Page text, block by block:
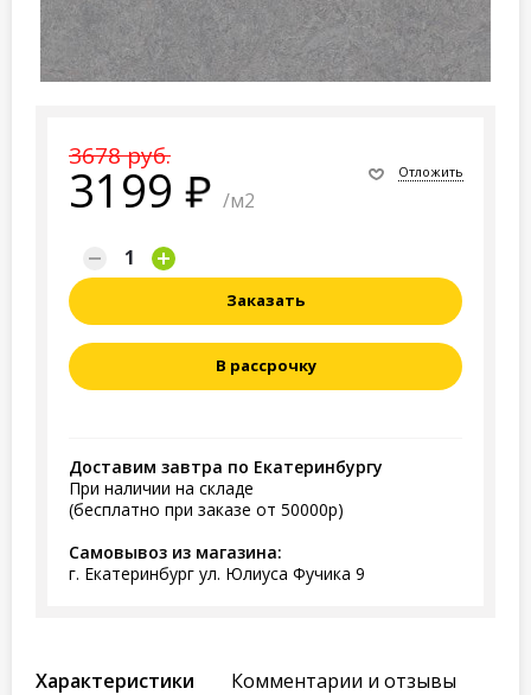
3678 руб.
3199 /м2
Отложить
Заказать
В рассрочку
Доставим завтра по Екатеринбургу
При наличии на складе
(бесплатно при заказе от 50000р)
Самовывоз из магазина:
г. Екатеринбург ул. Юлиуса Фучика 9
Характеристики Комментарии и отзывы